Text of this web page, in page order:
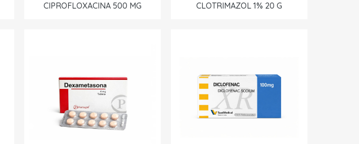
CIPROFLOXACINA 500 MG CLOTRIMAZOL 1% 20 G